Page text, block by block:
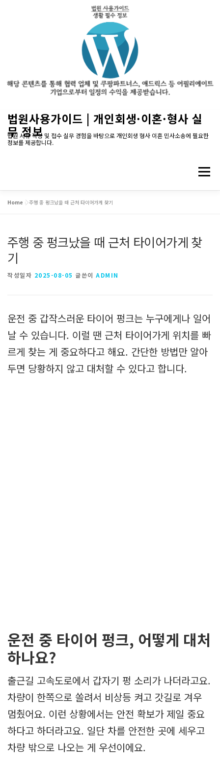
법원사용가이드 | 개인회생·이혼·형사 실
무 정보
법원 서류 작성 및 접수 실무 경험을 바탕으로 개인회생 형사 이혼 민사소송에 필요한
정보를 제공합니다.
메뉴
Home »주행 중 펑크났을 때 근처 타이어가게 찾기
주행 중 펑크났을 때 근처 타이어가게 찾
기
작성일자 2025-08-05 글쓴이 ADMIN
운전 중 갑작스러운 타이어 펑크는 누구에게나 일어
날 수 있습니다. 이럴 땐 근처 타이어가게 위치를 빠
르게 찾는 게 중요하다고 해요. 간단한 방법만 알아
두면 당황하지 않고 대처할 수 있다고 합니다.
운전 중 타이어 펑크, 어떻게 대처
하나요?
출근길 고속도로에서 갑자기 펑 소리가 나더라고요.
차량이 한쪽으로 쏠려서 비상등 켜고 갓길로 겨우
멈췄어요. 이런 상황에서는 안전 확보가 제일 중요
하다고 하더라고요. 일단 차를 안전한 곳에 세우고
차량 밖으로 나오는 게 우선이에요.